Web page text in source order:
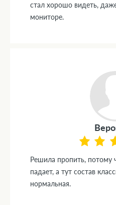
стал хорошо видеть,
мониторе.
Решила пропить, потому
падает, а тут состав
нормальная.